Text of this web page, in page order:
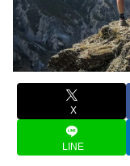
X
LINE